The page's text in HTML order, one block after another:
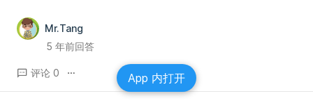
Mr.Tang
5 年前回答
评论 0 App 内打开